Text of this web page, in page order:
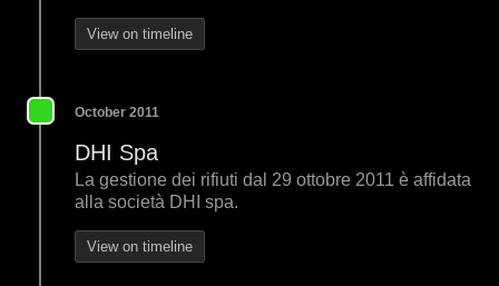
View on timeline
October 2011
DHI Spa
La gestione dei rifiuti dal 29 ottobre 2011 è affidata
alla società DHI spa.
View on timeline